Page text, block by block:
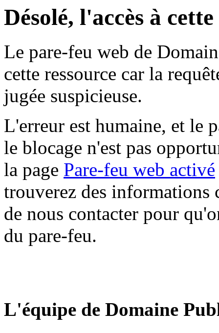
Désolé, l'accès à
Le pare-feu web de
cette ressource car la
jugée suspicieuse.
L'erreur est humaine, et le
le blocage n'est pas
la page Pare-feu web activé
trouverez des informations
de nous contacter pour
du pare-feu.
L'équipe de Domaine